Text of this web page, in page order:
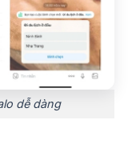
dễ dàng